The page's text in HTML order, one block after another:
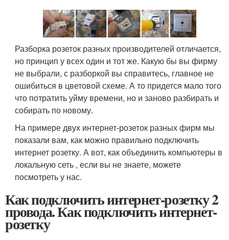
Разборка розеток разных производителей отличается,
но принцип у всех один и тот же. Какую бы вы фирму
не выбрали, с разборкой вы справитесь, главное не
ошибиться в цветовой схеме. А то придется мало того
что потратить уйму времени, но и заново разбирать и
собирать по новому.
На примере двух интернет-розеток разных фирм мы
показали вам, как можно правильно подключить
интернет розетку. А вот, как объединить компьютеры в
локальную сеть , если вы не знаете, можете
посмотреть у нас.
Как подключить интернет-розетку 2
провода. Как подключить интернет-
розетку